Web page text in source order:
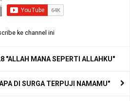
ke channel ini
"ALLAH MANA SEPERTI ALLAHKU"
DI SURGA TERPUJI NAMAMU"